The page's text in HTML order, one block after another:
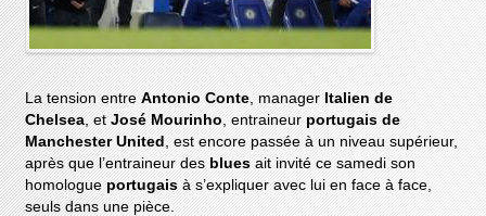
La tension entreAntonio Conte, manager Italien de
Chelsea, etJosé Mourinho, entraineur portugais de
Manchester United , est encore passée à un niveau supérieur,
après que l’entraineur desbluesait invité ce samedi son
homologueportugaisà s’expliquer avec lui en face à face,
seuls dans une pièce.